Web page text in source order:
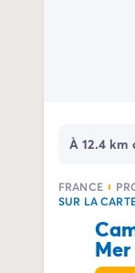
Camping Lac de
Camping
Camping
Camping
Camping
Camping
À 12.4 km
FRANCE
SUR LA
Mer